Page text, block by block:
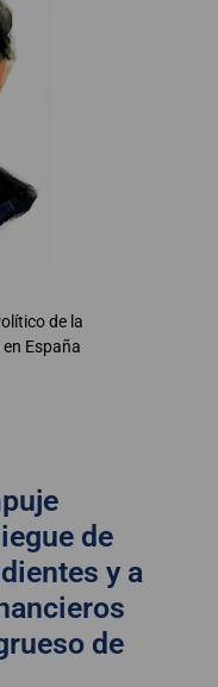
de la
España
de
y a
de